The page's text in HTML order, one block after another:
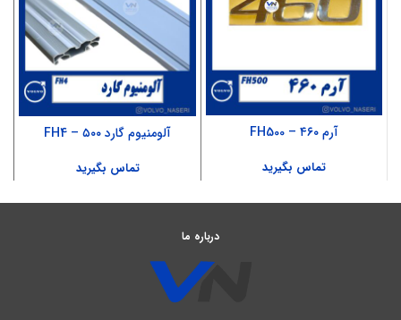
آرم ۴۶۰ – FH500
تماس بگیرید
آلومنیوم گارد ۵۰۰ – FH4
تماس بگیرید
درباره ما